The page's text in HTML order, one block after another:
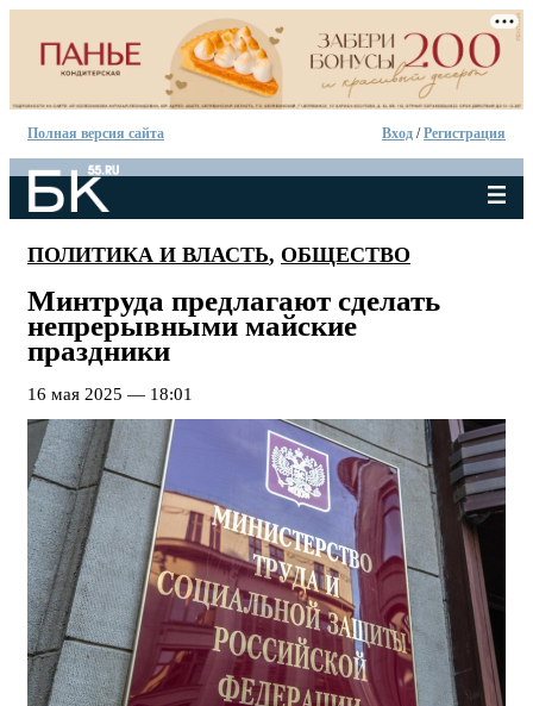
Полная версия сайта Вход /Регистрация
ПОЛИТИКА И ВЛАСТЬ, ОБЩЕСТВО
Минтруда предлагают сделать
непрерывными майские
праздники
16 мая 2025 — 18:01